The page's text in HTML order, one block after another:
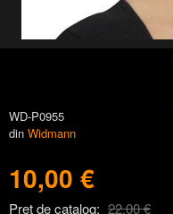
WD-P0955
din Widmann
10,00 €
Preț de catalog: 22,00 €